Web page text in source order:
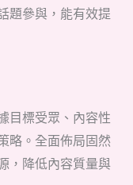
題參與，能有效提
目標受眾、內容性
略。全面佈局固然
，降低內容質量與